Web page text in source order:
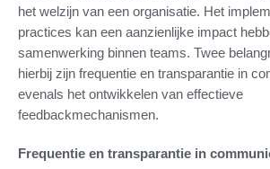
het welzijn van een organisatie. Het
practices kan een aanzienlijke impact
samenwerking binnen teams. Twee
hierbij zijn frequentie en transparantie in
evenals het ontwikkelen van effectieve
feedbackmechanismen.
Frequentie en transparantie in